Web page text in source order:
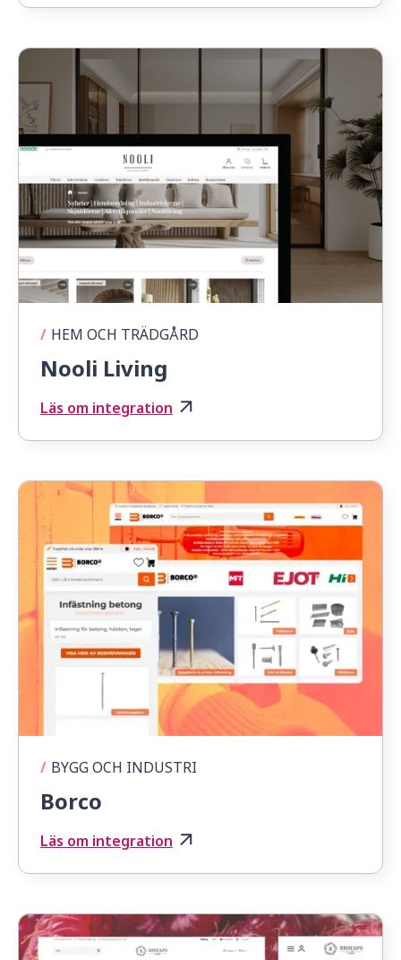
/ HEM OCH TRÄDGÅRD
Nooli Living
Läs om integration
/ BYGG OCH INDUSTRI
Borco
Läs om integration